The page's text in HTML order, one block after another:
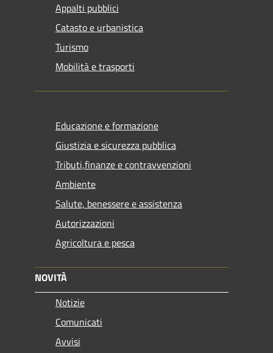
Appalti pubblici
Catasto e urbanistica
Turismo
Mobilità e trasporti
Educazione e formazione
Giustizia e sicurezza pubblica
Tributi,finanze e contravvenzioni
Ambiente
Salute, benessere e assistenza
Autorizzazioni
Agricoltura e pesca
NOVITÀ
Notizie
Comunicati
Avvisi